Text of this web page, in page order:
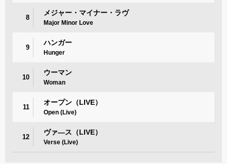
8
メジャー・マイナー・ラヴ
Major Minor Love
9
ハンガー
Hunger
10
ウーマン
Woman
11
オープン（LIVE）
Open (Live)
12
ヴァ―ス（LIVE）
Verse (Live)